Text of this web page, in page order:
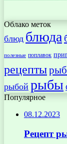
Облако меток
блюд блюда
полезные поплавок
рецепты
рыбой рыбы
Популярное
08.12.2023
Рецепт